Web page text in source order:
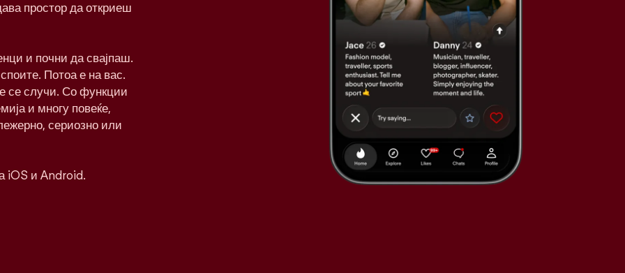
простор да откриеш
и почни да свајпаш.
споите. Потоа е на вас.
се случи. Со функции
и многу повеќе,
сериозно или
iOS и Android.